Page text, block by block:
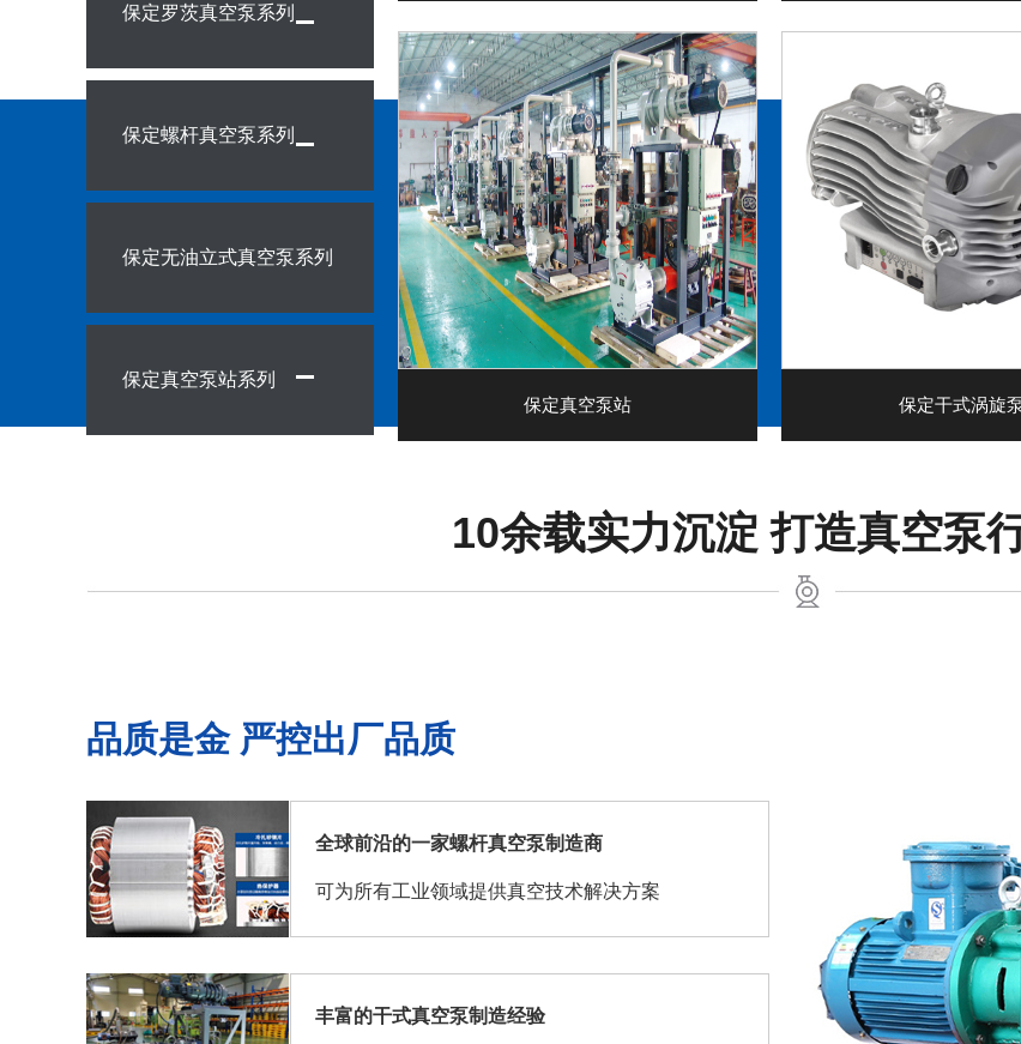
保定罗茨真空泵系列
保定螺杆真空泵系列
保定无油立式真空泵系列
保定真空泵站系列
保定真空泵站 保定干式涡旋
10余载实力沉淀 打造真空泵
品质是金 严控出厂品质
全球前沿的一家螺杆真空泵制造商
可为所有工业领域提供真空技术解决方案
丰富的干式真空泵制造经验